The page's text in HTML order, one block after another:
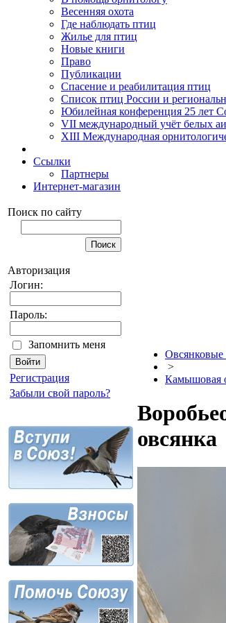
Весенняя охота
Где наблюдать птиц
Жилье для птиц
Новые книги
Право
Публикации
Спасение и реабилитация птиц
Список птиц России и
Юбилейная конференция 25 лет
VII международный учёт белых
XIII Международная
Ссылки
Партнеры
Интернет-магазин
Поиск по сайту
Авторизация
Логин:
Пароль:
Запомнить меня
Регистрация
Забыли свой пароль?
Овсянковые
>
Камышовая
овсянка